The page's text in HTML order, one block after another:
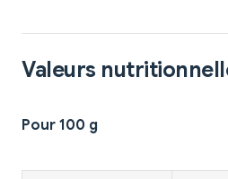
Valeurs
Pour 100 g